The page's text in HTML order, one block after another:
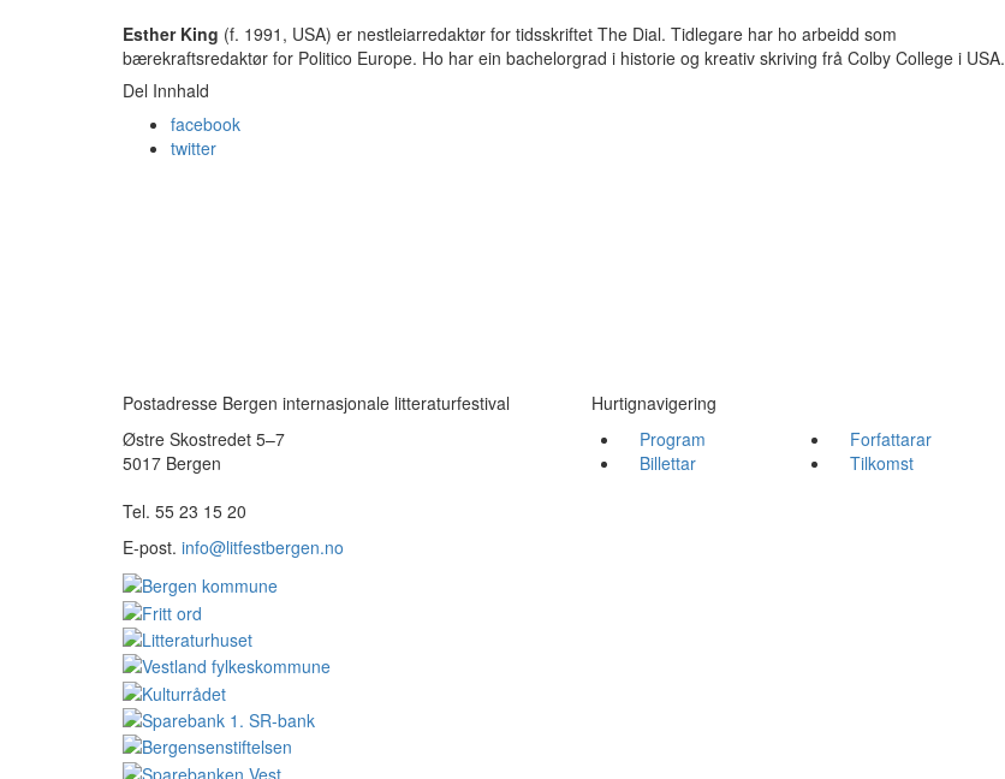
Esther King (f. 1991, USA) er nestleiarredaktør for tidsskriftet The Dial. Tidlegare har ho arbeidd som
bærekraftsredaktør for Politico Europe. Ho har ein bachelorgrad i historie og kreativ skriving frå Colby College i USA.
Del Innhald
facebook
twitter
Postadresse Bergen internasjonale litteraturfestival
Østre Skostredet 5–7
5017 Bergen
Tel. 55 23 15 20
E-post. info@litfestbergen.no
Hurtignavigering
Program
Forfattarar
Billettar
Tilkomst